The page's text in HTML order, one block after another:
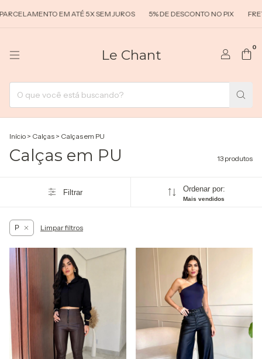
EM ATÉ 5X SEM JUROS 5% DE DESCONTO NO PIX FRETE
Le Chant 0
Início > Calças > Calças em PU
Calças em PU 13 produtos
Filtrar Ordenar por:
Mais vendidos
P Limpar filtros